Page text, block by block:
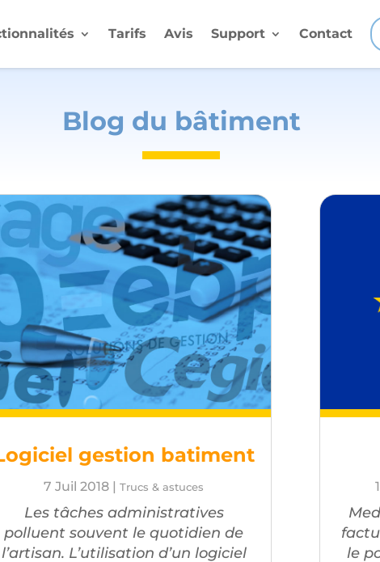
Tarifs Avis Support Contact
Blog du bâtiment
gestion batiment
7 Juil 2018 |Trucs & astuces
Les tâches administratives
polluent souvent le quotidien de
l’artisan. L’utilisation d’un logiciel
le